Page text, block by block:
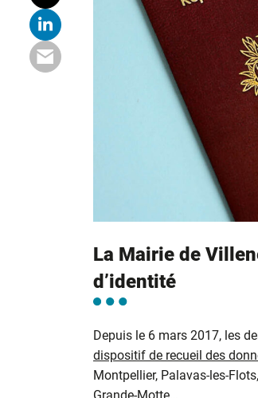
La Mairie de
d’identité
Depuis le 6 mars 2017, les
dispositif de recueil des
Montpellier, Palavas-les-